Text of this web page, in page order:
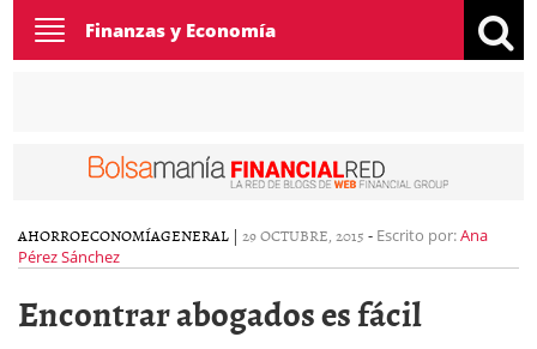
Toggle
navigation
Finanzas y Economía
AHORROECONOMÍAGENERAL | 29 OCTUBRE, 2015 - Escrito por:Ana
Pérez Sánchez
Encontrar abogados es fácil